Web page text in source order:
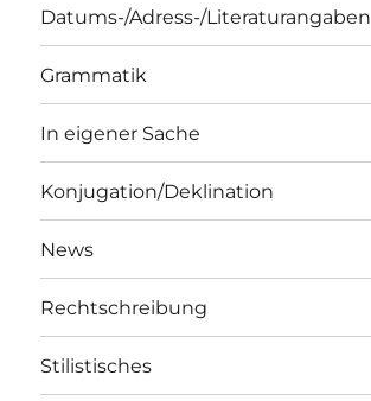
Datums-/Adress-/Literaturangaben
Grammatik
In eigener Sache
Konjugation/Deklination
News
Rechtschreibung
Stilistisches